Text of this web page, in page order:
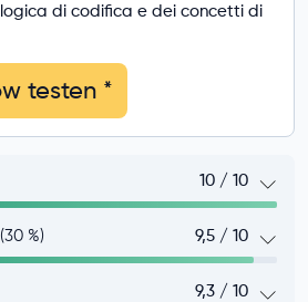
di codifica e dei concetti di
testen *
10 / 10
%) 9,5 / 10
9,3 / 10